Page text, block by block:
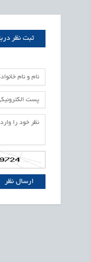
ثبت نظر درباره رستوران